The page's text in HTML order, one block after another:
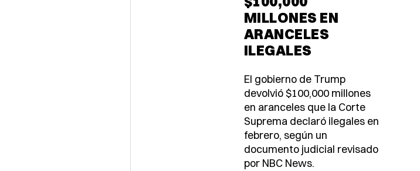
MILLONES EN
ARANCELES
ILEGALES
El gobierno de Trump
devolvió $100,000 millones
en aranceles que la Corte
Suprema declaró ilegales en
febrero, según un
documento judicial revisado
por NBC News.